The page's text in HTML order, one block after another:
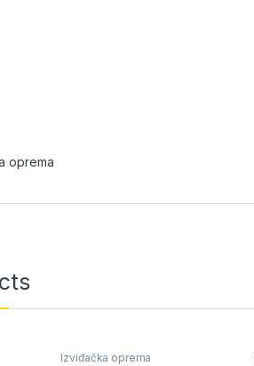
oprema
Izviđačka oprema